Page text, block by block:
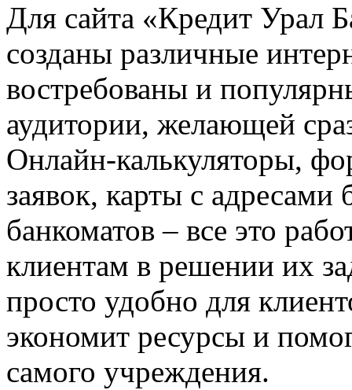
Для сайта «Кредит Урал
созданы различные
востребованы и
аудитории, желающей
Онлайн-калькуляторы,
заявок, карты с адресами
банкоматов – все это
клиентам в решении их
просто удобно для
экономит ресурсы и
самого учреждения.